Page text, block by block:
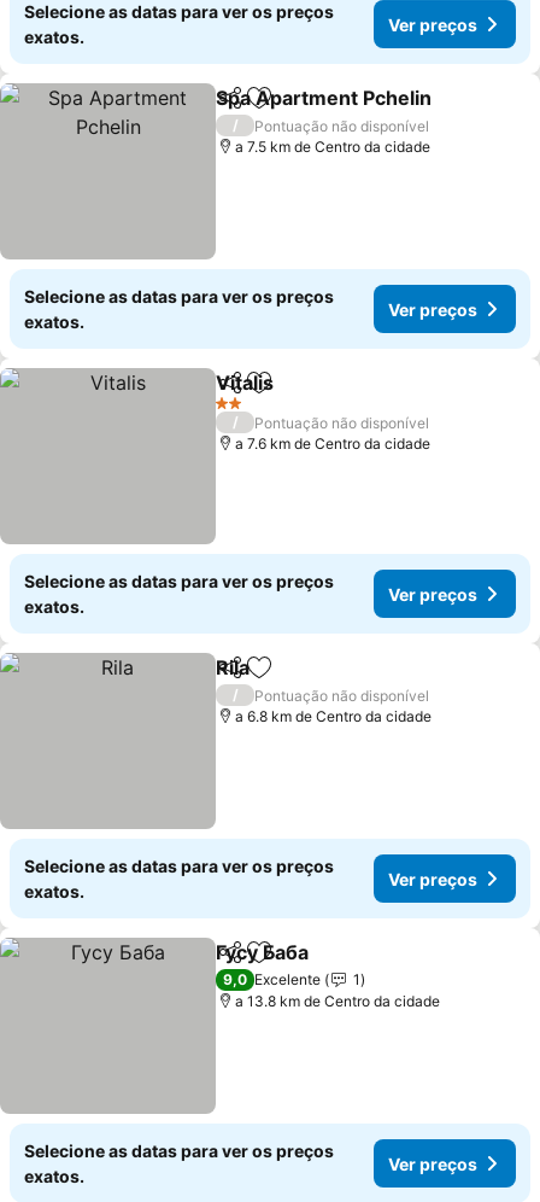
Selecione as datas para ver os preços
exatos.
Ver preços
PartilharAdicionar aos favoritos
Spa Apartment Pchelin
/
Pontuação não disponível
a 7.5 km de Centro da cidade
Selecione as datas para ver os preços
exatos.
Ver preços
PartilharAdicionar aos favoritos
Vitalis
2 Estrelas
/
Pontuação não disponível
a 7.6 km de Centro da cidade
Selecione as datas para ver os preços
exatos.
Ver preços
PartilharAdicionar aos favoritos
Rila
/
Pontuação não disponível
a 6.8 km de Centro da cidade
Selecione as datas para ver os preços
exatos.
Ver preços
PartilharAdicionar aos favoritos
Гусу Баба
9,0 Excelente
1
a 13.8 km de Centro da cidade
Selecione as datas para ver os preços
exatos.
Ver preços